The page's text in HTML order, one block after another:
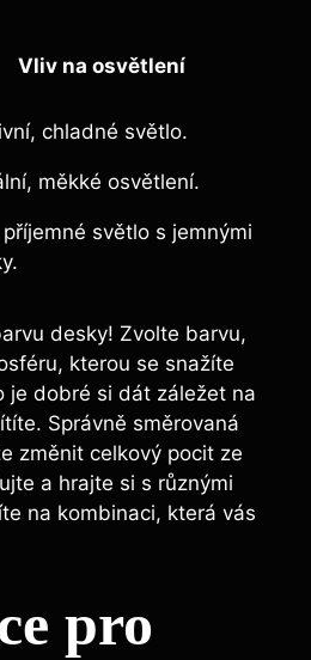
Vliv na osvětlení
chladné světlo.
měkké osvětlení.
světlo s jemnými
desky! Zvolte barvu,⁤
kterou se ⁤snažíte
​je dobré si dát záležet na
​Správně směrovaná
změnit celkový pocit ze
a hrajte si ‍s různými
‌na kombinaci, která vás
pro‍